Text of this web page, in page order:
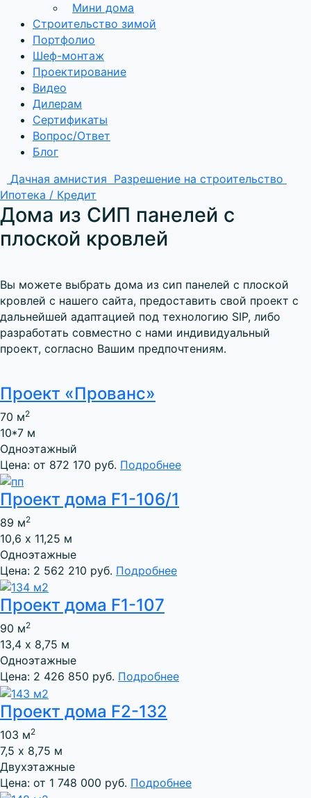
Мини дома
Строительство зимой
Портфолио
Шеф-монтаж
Проектирование
Видео
Дилерам
Сертификаты
Вопрос/Ответ
Блог
Дачная амнистия Разрешение на строительство
Ипотека / Кредит
Дома из СИП панелей с
плоской кровлей
Вы можете выбрать дома из сип панелей с плоской
кровлей с нашего сайта, предоставить свой проект с
дальнейшей адаптацией под технологию SIP, либо
разработать совместно с нами индивидуальный
проект, согласно Вашим предпочтениям.
Проект «Прованс»
70 м2
10*7 м
Одноэтажный
Цена: от 872 170 руб. Подробнее
Проект дома F1-106/1
89 м2
10,6 х 11,25 м
Одноэтажные
Цена: 2 562 210 руб. Подробнее
Проект дома F1-107
90 м2
13,4 х 8,75 м
Одноэтажные
Цена: 2 426 850 руб. Подробнее
Проект дома F2-132
103 м2
7,5 х 8,75 м
Двухэтажные
Цена: от 1 748 000 руб. Подробнее